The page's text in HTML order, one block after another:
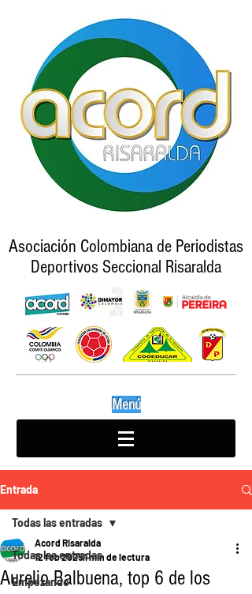
Asociación Colombiana de Periodistas
Deportivos Seccional Risaralda
Menú
Entrada
Todas las entradas
Empezando
Todas las entradas
Aurelio Balbuena, top 6 de los
Acord Risaralda
12 feb 20251 min de lectura